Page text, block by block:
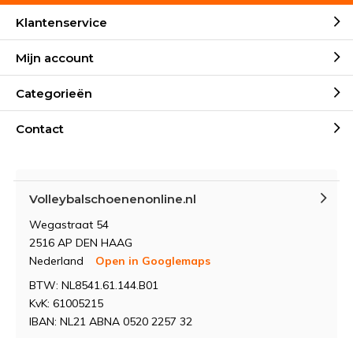
Klantenservice
Mijn account
Categorieën
Contact
Volleybalschoenenonline.nl
Wegastraat 54
2516 AP DEN HAAG
Nederland
Open in Googlemaps
BTW: NL8541.61.144.B01
KvK: 61005215
IBAN: NL21 ABNA 0520 2257 32